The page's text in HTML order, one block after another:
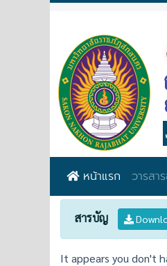
หน้าแรก วารสา
สารบัญ
It appears you don't